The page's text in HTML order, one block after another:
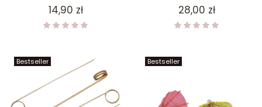
Cena
14,90 zł
Cena
28,00 zł
Bestseller Bestseller